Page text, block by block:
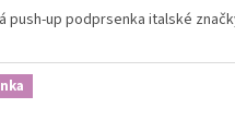
push-up podprsenka italské